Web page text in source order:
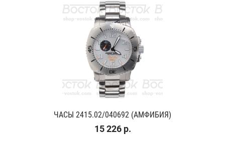
ЧАСЫ 2415.02/040692 (АМФИБИЯ)
15 226 р.